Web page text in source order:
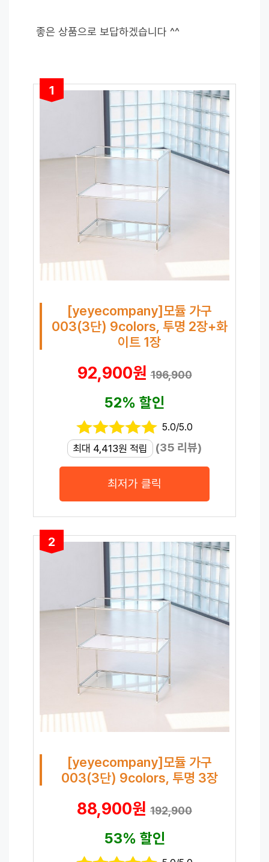
좋은 상품으로 보답하겠습니다 ^^
1
[yeyecompany]모듈 가구
003(3단) 9colors, 투명 2장+화
이트 1장
92,900원196,900
52% 할인
5.0/5.0
최대 4,413원 적립 (35 리뷰)
최저가 클릭
2
[yeyecompany]모듈 가구
003(3단) 9colors, 투명 3장
88,900원 192,900
53% 할인